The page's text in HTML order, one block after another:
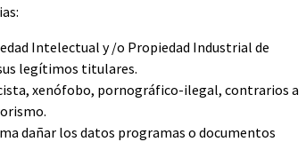
Intelectual y /o Propiedad Industrial de
legítimos titulares.
xenófobo, pornográfico-ilegal, contrarios a
dañar los datos programas o documentos